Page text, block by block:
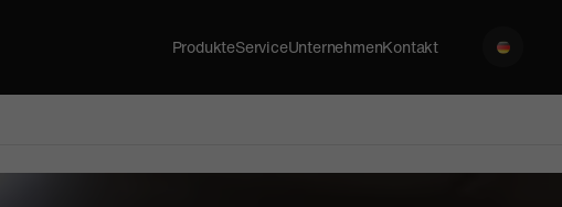
ProdukteServiceUnternehmenKontakt